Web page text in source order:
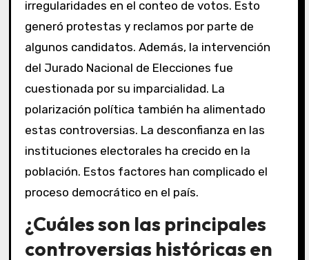
irregularidades en el conteo de votos. Esto
generó protestas y reclamos por parte de
algunos candidatos. Además, la intervención
del Jurado Nacional de Elecciones fue
cuestionada por su imparcialidad. La
polarización política también ha alimentado
estas controversias. La desconfianza en las
instituciones electorales ha crecido en la
población. Estos factores han complicado el
proceso democrático en el país.
¿Cuáles son las principales
controversias históricas en